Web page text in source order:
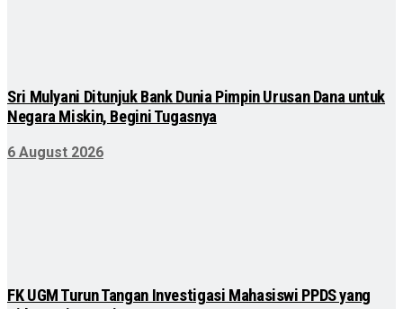
Sri Mulyani Ditunjuk Bank Dunia Pimpin Urusan Dana untuk
Negara Miskin, Begini Tugasnya
6 August 2026
FK UGM Turun Tangan Investigasi Mahasiswi PPDS yang